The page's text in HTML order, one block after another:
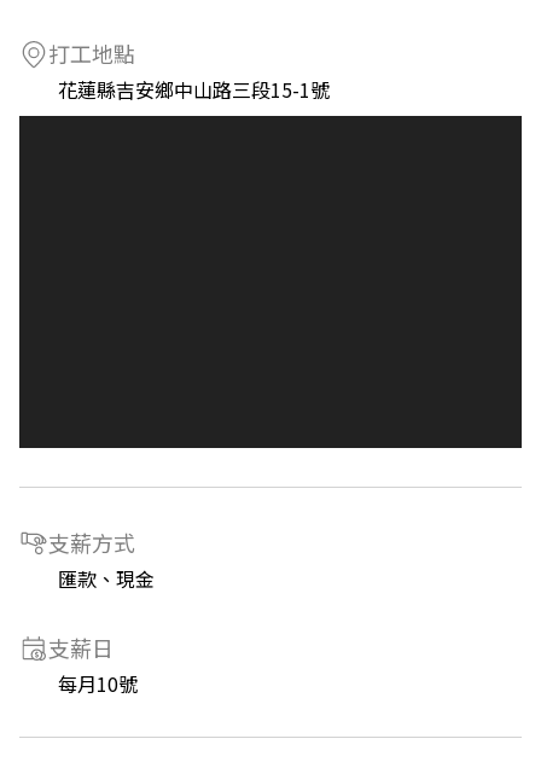
打工地點
花蓮縣吉安鄉中山路三段15-1號
支薪方式
匯款、現金
支薪日
每月10號